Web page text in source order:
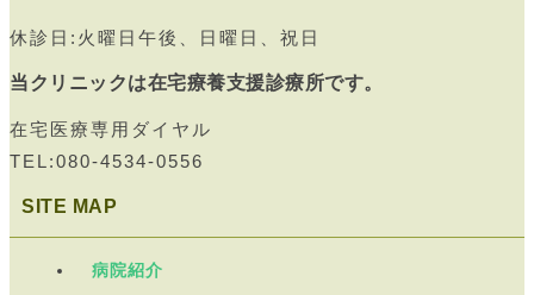
休診日:火曜日午後、日曜日、祝日
当クリニックは在宅療養支援診療所です。
在宅医療専用ダイヤル
TEL:080-4534-0556
SITE MAP
病院紹介